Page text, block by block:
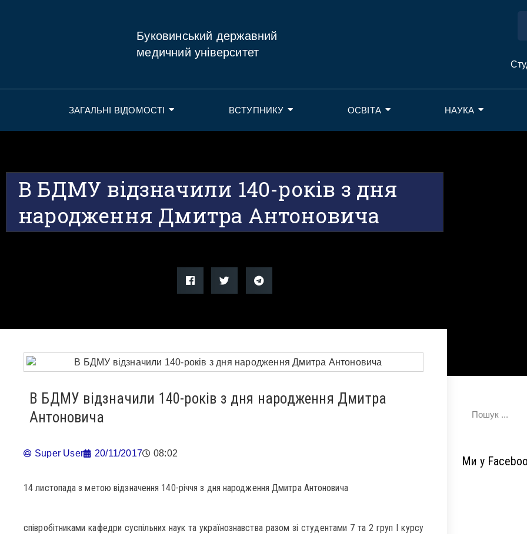
Буковинський державний
медичний університет
ЗАГАЛЬНІ ВІДОМОСТІ ВСТУПНИКУ ОСВІТА НАУКА
В БДМУ відзначили 140-років з дня
народження Дмитра Антоновича
В БДМУ відзначили 140-років з дня народження Дмитра
Антоновича
Super User 20/11/2017 08:02
14 листопада з метою відзначення 140-річчя з дня народження Дмитра Антоновича
співробітниками кафедри суспільних наук та українознавства разом зі студентами 7 та 2 груп І курсу
Ми у